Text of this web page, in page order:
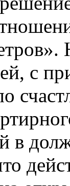
с
в